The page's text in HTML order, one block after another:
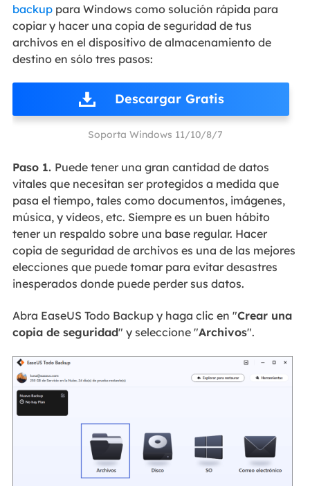
backuppara Windows como solución rápida para
copiar y hacer una copia de seguridad de tus
archivos en el dispositivo de almacenamiento de
destino en sólo tres pasos:
Descargar Gratis
Soporta Windows 11/10/8/7
Paso 1. Puede tener una gran cantidad de datos
vitales que necesitan ser protegidos a medida que
pasa el tiempo, tales como documentos, imágenes,
música, y vídeos, etc. Siempre es un buen hábito
tener un respaldo sobre una base regular. Hacer
copia de seguridad de archivos es una de las mejores
elecciones que puede tomar para evitar desastres
inesperados donde puede perder sus datos.
Abra EaseUS Todo Backup y haga clic en "Crear una
copia de seguridad" y seleccione "Archivos".